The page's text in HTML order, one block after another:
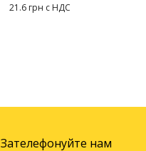
21.6 грн с НДС
Зателефонуйте нам